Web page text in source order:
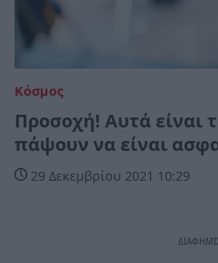
Κόσμος
Προσοχή! Αυτά είναι
πάψουν να είναι
29 Δεκεμβρίου 2021 10:29